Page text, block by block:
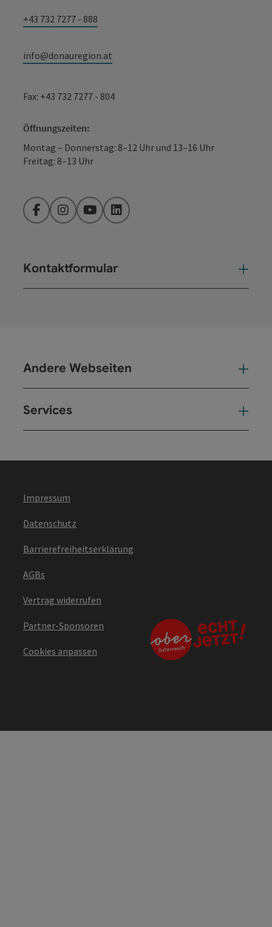
+43 732 7277 - 888
info@donauregion.at
Fax: +43 732 7277 - 804
Öffnungszeiten:
Montag – Donnerstag: 8–12 Uhr und 13–16 Uhr
Freitag: 8–13 Uhr
FacebookInstagramYouTubeLinkedIn
Kontaktformular
Andere Webseiten
Services
Impressum
Datenschutz
Barrierefreiheitserklärung
AGBs
Vertrag widerrufen
Partner-Sponsoren
Cookies anpassen